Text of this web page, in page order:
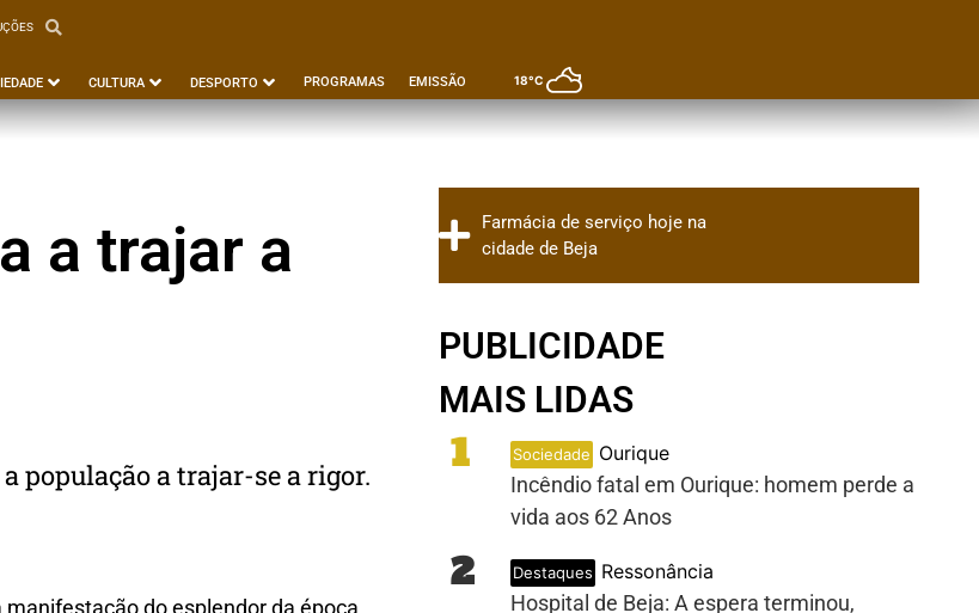
CULTURA DESPORTO PROGRAMAS EMISSÃO 18°C
a trajar a
população a trajar-se a rigor.
do esplendor da época
Farmácia de serviço hoje na
cidade de Beja
PUBLICIDADE
MAIS LIDAS
1 Sociedade Ourique
Incêndio fatal em Ourique: homem perde a
vida aos 62 Anos
2 Destaques Ressonância
Hospital de Beja: A espera terminou,